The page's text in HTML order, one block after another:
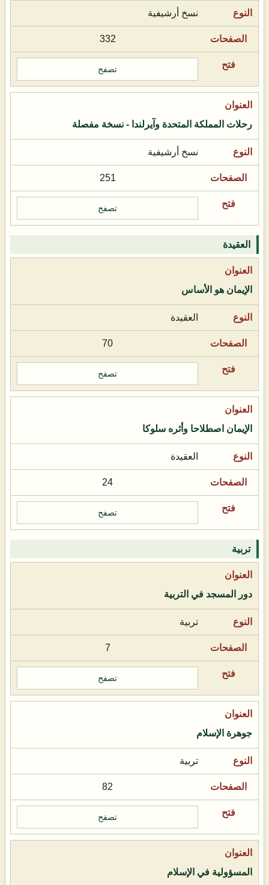
نسخ أرشيفية
332
تصفح
رحلات المملكة المتحدة وآيرلندا - نسخة مفصلة
نسخ أرشيفية
251
تصفح
العقيدة
الإيمان هو الأساس
العقيدة
70
تصفح
الإيمان اصطلاحا وأثره سلوكا
العقيدة
24
تصفح
تربية
دور المسجد في التربية
تربية
7
تصفح
جوهرة الإسلام
تربية
82
تصفح
المسؤولية في الإسلام